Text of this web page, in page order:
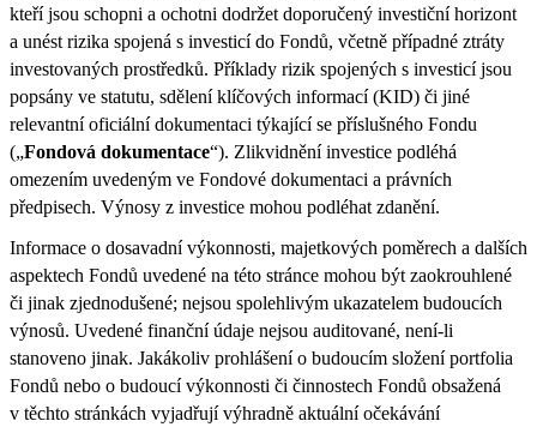
kteří jsou schopni a ochotni dodržet doporučený investiční horizont
a unést rizika spojená s investicí do Fondů, včetně případné ztráty
investovaných prostředků. Příklady rizik spojených s investicí jsou
popsány ve statutu, sdělení klíčových informací (KID) či jiné
relevantní oficiální dokumentaci týkající se příslušného Fondu
(„Fondová dokumentace“). Zlikvidnění investice podléhá
omezením uvedeným ve Fondové dokumentaci a právních
předpisech. Výnosy z investice mohou podléhat zdanění.
Informace o dosavadní výkonnosti, majetkových poměrech a dalších
aspektech Fondů uvedené na této stránce mohou být zaokrouhlené
či jinak zjednodušené; nejsou spolehlivým ukazatelem budoucích
výnosů. Uvedené finanční údaje nejsou auditované, není-li
stanoveno jinak. Jakákoliv prohlášení o budoucím složení portfolia
Fondů nebo o budoucí výkonnosti či činnostech Fondů obsažená
v těchto stránkách vyjadřují výhradně aktuální očekávání